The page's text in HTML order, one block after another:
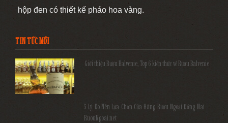
hộp đen có thiết kế pháo hoa vàng.
TIN TỨC MỚI
Giới thiệu Rượu Balvenie, Top 6 kiến thức về Rượu Balvenie
5 Lý Do Nên Lựa Chọn Cửa Hàng Rượu Ngoại Đồng Nai –
RuouNgoai.net